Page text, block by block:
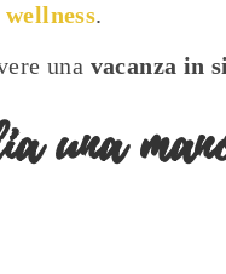
.
una vacanza in
una